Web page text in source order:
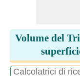
Volume del